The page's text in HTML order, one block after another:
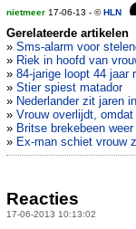
nietmeer 17-06-13 - ©HLN
Gerelateerde artikelen
» Sms-alarm voor
» Riek in hoofd van
» 84-jarige loopt 44 jaar
» Stier spiest matador
» Nederlander zit jaren
» Vrouw overlijdt,
» Britse brekebeen
» Ex-man schiet vrouw
Reacties
17-06-2013 10:13:02